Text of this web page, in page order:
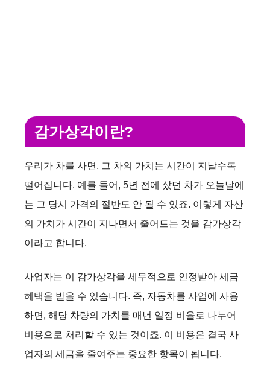
감가상각이란?
우리가 차를 사면, 그 차의 가치는 시간이 지날수록
떨어집니다. 예를 들어, 5년 전에 샀던 차가 오늘날에
는 그 당시 가격의 절반도 안 될 수 있죠. 이렇게 자산
의 가치가 시간이 지나면서 줄어드는 것을 감가상각
이라고 합니다.
사업자는 이 감가상각을 세무적으로 인정받아 세금
혜택을 받을 수 있습니다. 즉, 자동차를 사업에 사용
하면, 해당 차량의 가치를 매년 일정 비율로 나누어
비용으로 처리할 수 있는 것이죠. 이 비용은 결국 사
업자의 세금을 줄여주는 중요한 항목이 됩니다.